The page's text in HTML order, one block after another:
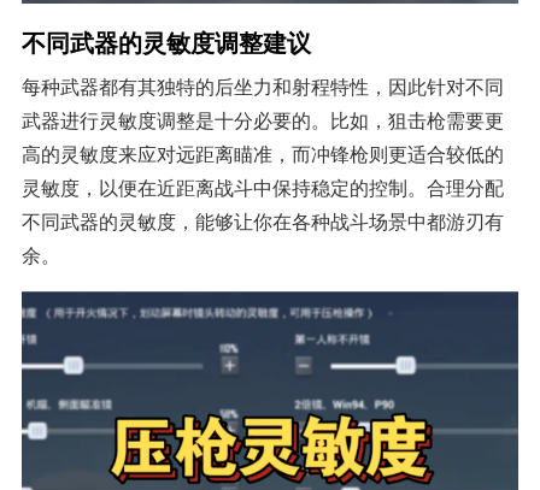
不同武器的灵敏度调整建议
每种武器都有其独特的后坐力和射程特性，因此针对不同
武器进行灵敏度调整是十分必要的。比如，狙击枪需要更
高的灵敏度来应对远距离瞄准，而冲锋枪则更适合较低的
灵敏度，以便在近距离战斗中保持稳定的控制。合理分配
不同武器的灵敏度，能够让你在各种战斗场景中都游刃有
余。